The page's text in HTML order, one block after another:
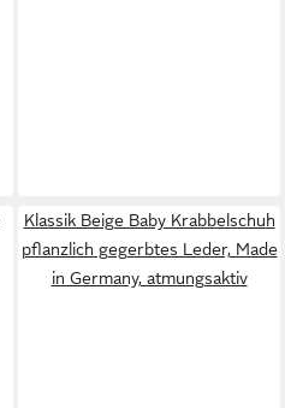
Klassik Beige Baby Krabbelschuh
pflanzlich gegerbtes Leder, Made
in Germany, atmungsaktiv